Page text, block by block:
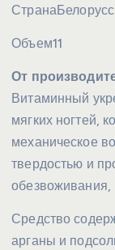
Страна
Объем11
От
Витаминный
мягких ногтей,
механическое
твердостью и
обезвоживания,
Средство
арганы и